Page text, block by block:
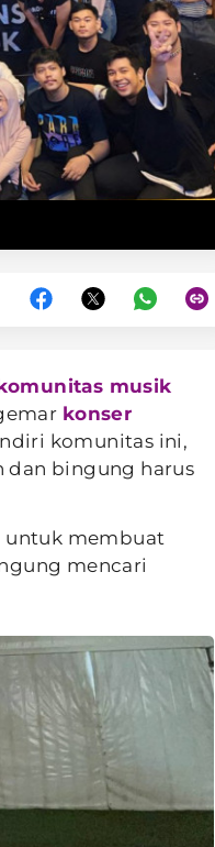
musik
konser
komunitas ini,
dan bingung harus
untuk membuat
mencari